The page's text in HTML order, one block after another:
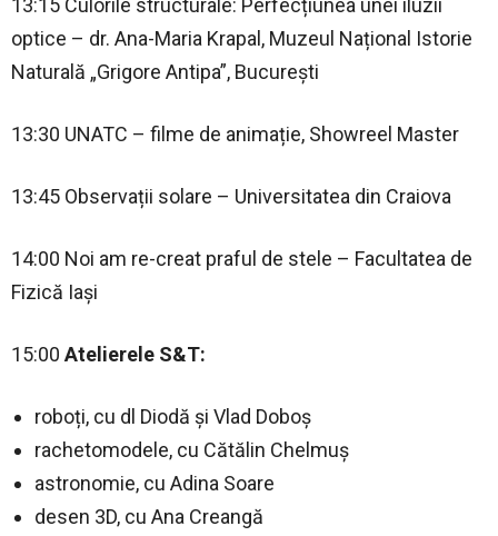
optice – dr. Ana-Maria Krapal, Muzeul Național Istorie
Naturală „Grigore Antipa”, București
13:30 UNATC – filme de animație, Showreel Master
13:45 Observații solare – Universitatea din Craiova
14:00 Noi am re-creat praful de stele – Facultatea de
Fizică Iași
15:00 Atelierele S&T:
roboți, cu dl Diodă și Vlad Doboș
rachetomodele, cu Cătălin Chelmuș
astronomie, cu Adina Soare
desen 3D, cu Ana Creangă